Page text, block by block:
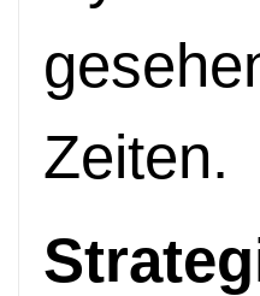
Zeiten.